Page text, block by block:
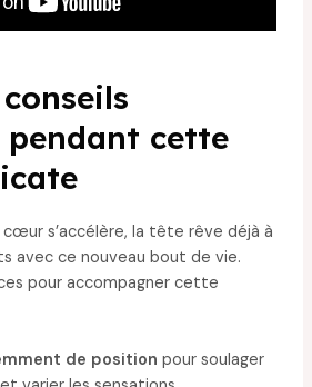
cette
cœur s’accélère, la tête rêve déjà à
avec ce nouveau bout de vie.
pour accompagner cette
de position pour soulager